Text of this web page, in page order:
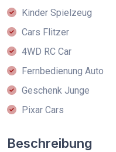
Kinder Spielzeug
Cars Flitzer
4WD RC Car
Fernbedienung Auto
Geschenk Junge
Pixar Cars
Beschreibung